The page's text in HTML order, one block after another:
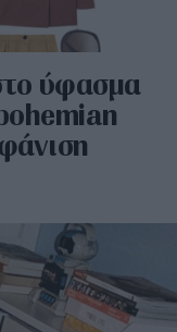
ύφασμα